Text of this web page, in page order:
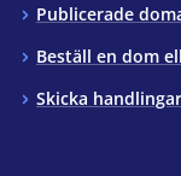
Publicerade
Beställ en dom
Skicka